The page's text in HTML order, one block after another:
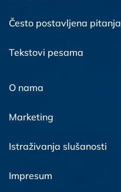
Često postavljena pitanja
Tekstovi pesama
O nama
Marketing
Istraživanja slušanosti
Impresum